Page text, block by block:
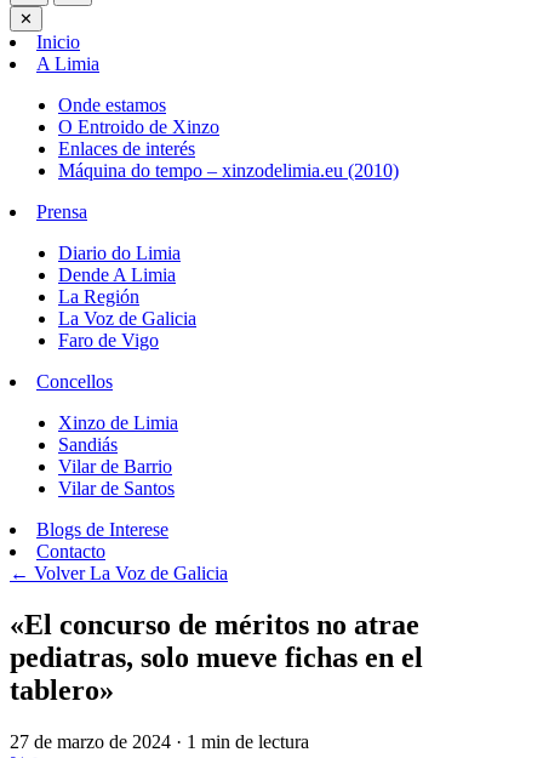
✕
Inicio
A Limia
Onde estamos
O Entroido de Xinzo
Enlaces de interés
Máquina do tempo – xinzodelimia.eu (2010)
Prensa
Diario do Limia
Dende A Limia
La Región
La Voz de Galicia
Faro de Vigo
Concellos
Xinzo de Limia
Sandiás
Vilar de Barrio
Vilar de Santos
Blogs de Interese
Contacto
← VolverLa Voz de Galicia
«El concurso de méritos no atrae
pediatras, solo mueve fichas en el
tablero»
27 de marzo de 2024 · 1 min de lectura